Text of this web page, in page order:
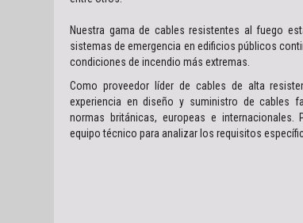
Nuestra gama de cables resistentes al fuego
sistemas de emergencia en edificios públicos
condiciones de incendio más extremas.
Como proveedor líder de cables de alta
experiencia en diseño y suministro de cables
normas británicas, europeas e
equipo técnico para analizar los requisitos